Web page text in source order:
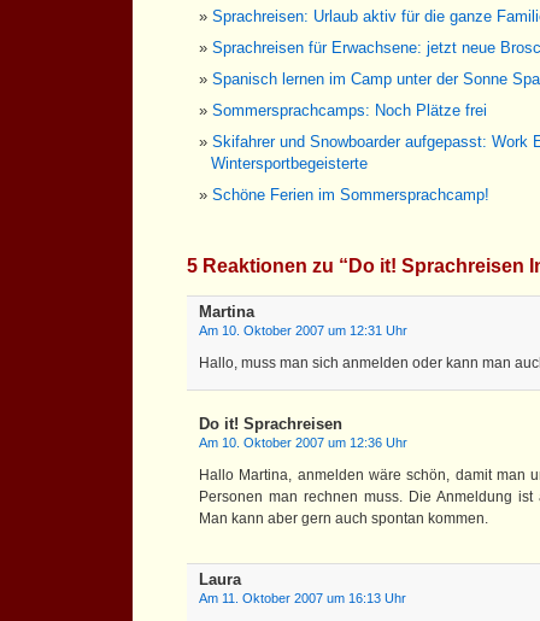
Sprachreisen: Urlaub aktiv für die ganze
Sprachreisen für Erwachsene: jetzt neue
Spanisch lernen im Camp unter der Sonne
Sommersprachcamps: Noch Plätze frei
Skifahrer und Snowboarder aufgepasst: Work
Wintersportbegeisterte
Schöne Ferien im Sommersprachcamp!
5 Reaktionen zu “Do it! Sprachreisen
Martina
Am 10. Oktober 2007 um 12:31 Uhr
Hallo, muss man sich anmelden oder kann man
Do it! Sprachreisen
Am 10. Oktober 2007 um 12:36 Uhr
Hallo Martina, anmelden wäre schön, damit man
Personen man rechnen muss. Die Anmeldung
Man kann aber gern auch spontan kommen.
Laura
Am 11. Oktober 2007 um 16:13 Uhr